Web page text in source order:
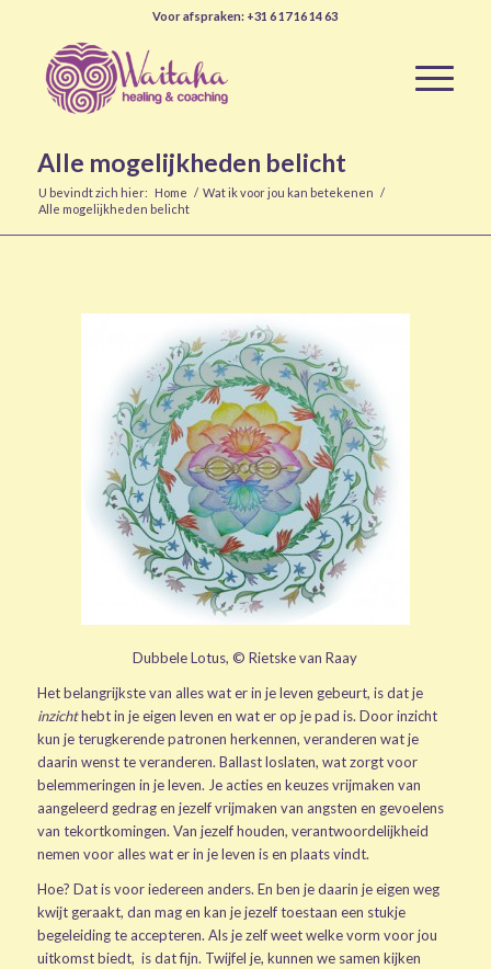
Voor afspraken: +31 6 17 16 14 63
Alle mogelijkheden belicht
U bevindt zich hier: Home / Wat ik voor jou kan betekenen /
Alle mogelijkheden belicht
Dubbele Lotus, © Rietske van Raay
Het belangrijkste van alles wat er in je leven gebeurt, is dat je
inzichthebt in je eigen leven en wat er op je pad is. Door inzicht
kun je terugkerende patronen herkennen, veranderen wat je
daarin wenst te veranderen. Ballast loslaten, wat zorgt voor
belemmeringen in je leven. Je acties en keuzes vrijmaken van
aangeleerd gedrag en jezelf vrijmaken van angsten en gevoelens
van tekortkomingen. Van jezelf houden, verantwoordelijkheid
nemen voor alles wat er in je leven is en plaats vindt.
Hoe? Dat is voor iedereen anders. En ben je daarin je eigen weg
kwijt geraakt, dan mag en kan je jezelf toestaan een stukje
begeleiding te accepteren. Als je zelf weet welke vorm voor jou
uitkomst biedt, is dat fijn. Twijfel je, kunnen we samen kijken